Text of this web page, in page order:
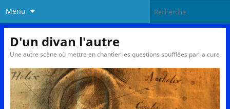
Menu
D'un divan l'autre
Une autre scène où mettre en chantier les questions soufflées par la cure